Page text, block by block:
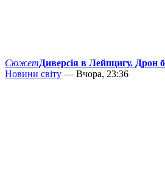
СюжетДиверсія в Лейпцигу. Дрон
Новини світу — Вчора, 23:36